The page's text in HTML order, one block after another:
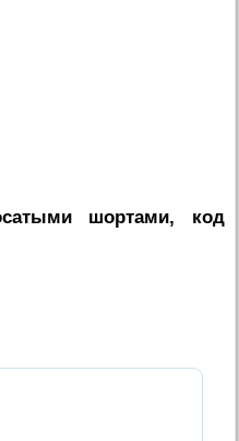
шортами, код